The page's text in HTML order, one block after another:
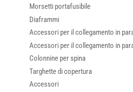
Morsetti portafusibile
Diaframmi
Accessori per il collegamento in
Accessori per il collegamento in
Colonnine per spina
Targhette di copertura
Accessori